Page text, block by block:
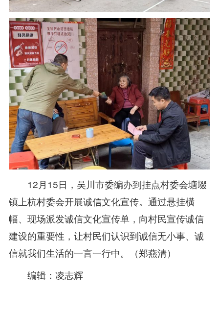
12月15日，吴川市委编办到挂点村委会塘㙍
镇上杭村委会开展诚信文化宣传。通过悬挂橫
幅、现场派发诚信文化宣传单，向村民宣传诚信
建设的重要性，让村民们认识到诚信无小事、诚
信就我们生活的一言一行中。（郑燕清）
编辑：凌志辉